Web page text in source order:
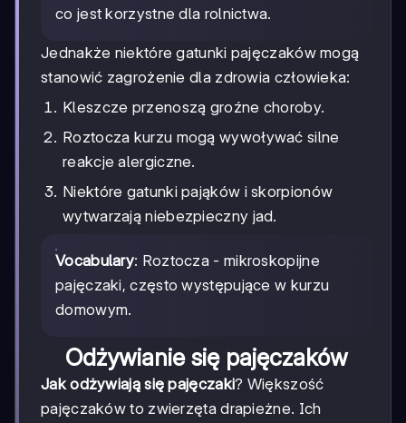
co jest korzystne dla rolnictwa.
Jednakże niektóre gatunki pajęczaków mogą
stanowić zagrożenie dla zdrowia człowieka:
Kleszcze przenoszą groźne choroby.
Roztocza kurzu mogą wywoływać silne
reakcje alergiczne.
Niektóre gatunki pająków i skorpionów
wytwarzają niebezpieczny jad.
Vocabulary: Roztocza - mikroskopijne
pajęczaki, często występujące w kurzu
domowym.
Odżywianie się pajęczaków
Jak odżywiają się pajęczaki? Większość
pajęczaków to zwierzęta drapieżne. Ich